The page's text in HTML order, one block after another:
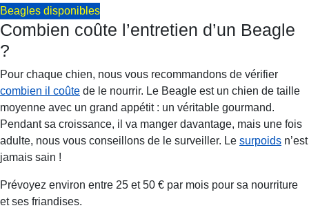
Beagles disponibles
Combien coûte l’entretien d’un Beagle
?
Pour chaque chien, nous vous recommandons de vérifier
combien il coûte de le nourrir. Le Beagle est un chien de taille
moyenne avec un grand appétit : un véritable gourmand.
Pendant sa croissance, il va manger davantage, mais une fois
adulte, nous vous conseillons de le surveiller. Le surpoids n’est
jamais sain !
Prévoyez environ entre 25 et 50 € par mois pour sa nourriture
et ses friandises.